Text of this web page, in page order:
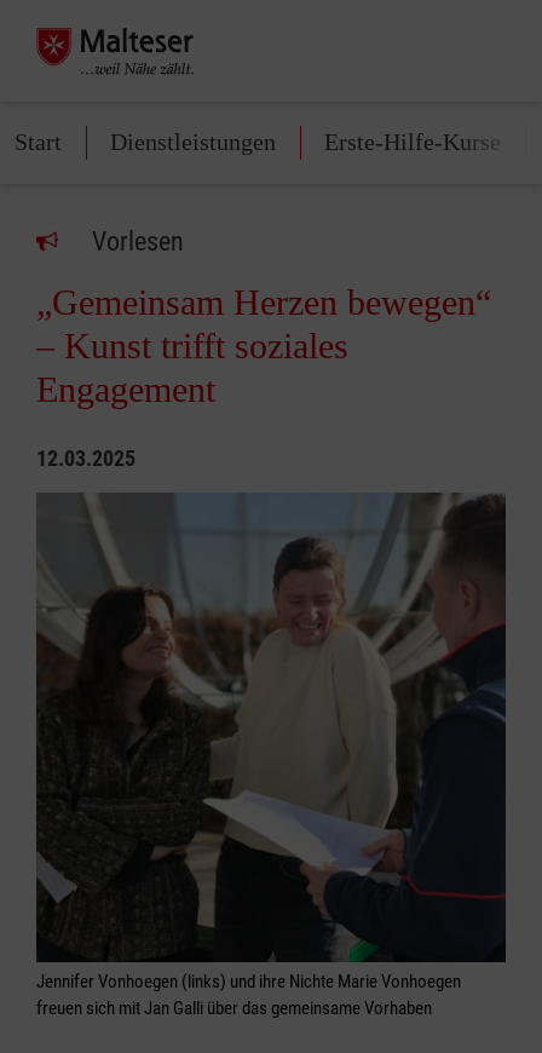
Start Dienstleistungen Erste-Hilfe-Kurse
Vorlesen
„Gemeinsam Herzen bewegen“
– Kunst trifft soziales
Engagement
12.03.2025
Jennifer Vonhoegen (links) und ihre Nichte Marie Vonhoegen
freuen sich mit Jan Galli über das gemeinsame Vorhaben